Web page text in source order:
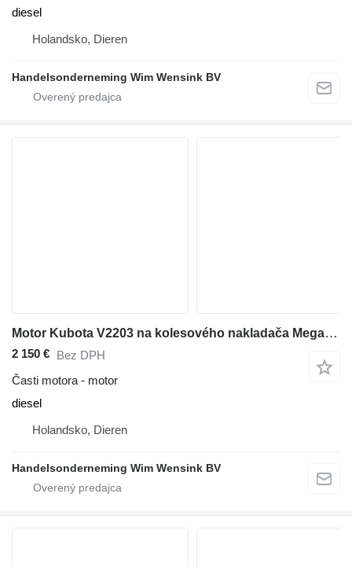
diesel
Holandsko, Dieren
Handelsonderneming Wim Wensink BV
Motor Kubota V2203 na kolesového nakladača Mega Jogger 600 K
2 150 € Bez DPH
Časti motora - motor
diesel
Holandsko, Dieren
Handelsonderneming Wim Wensink BV